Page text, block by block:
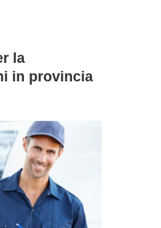
la
in provincia